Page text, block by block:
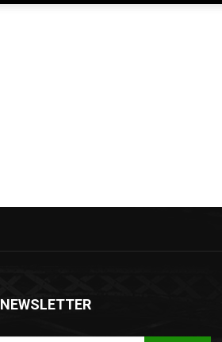
NEWSLETTER